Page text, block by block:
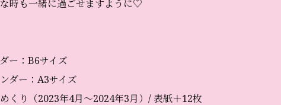
時も一緒に過ごせますように♡
ー：B6サイズ
ダー：A3サイズ
くり（2023年4月～2024年3月）/ 表紙＋12枚